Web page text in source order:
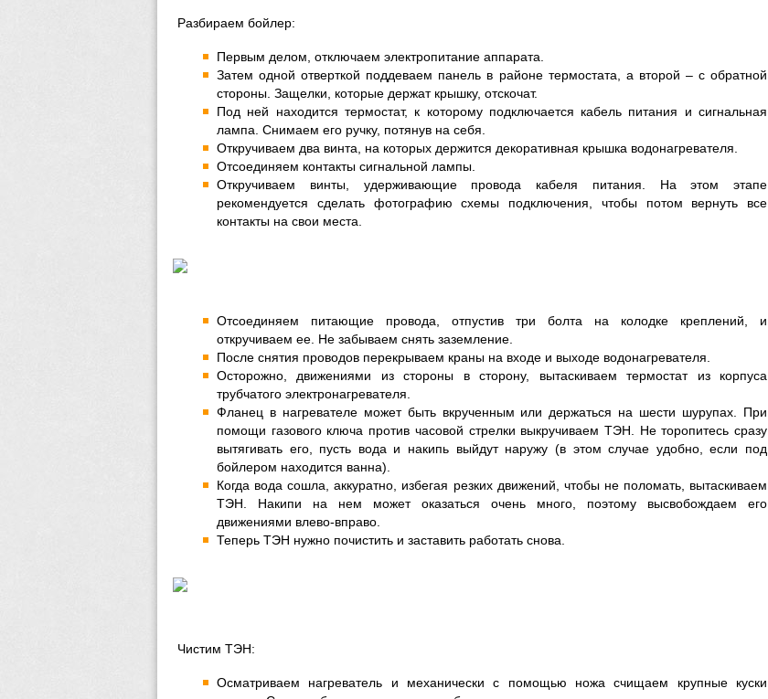
Разбираем бойлер:
Первым делом, отключаем электропитание аппарата.
Затем одной отверткой поддеваем панель в районе термостата, а второй – с обратной
стороны. Защелки, которые держат крышку, отскочат.
Под ней находится термостат, к которому подключается кабель питания и сигнальная
лампа. Снимаем его ручку, потянув на себя.
Откручиваем два винта, на которых держится декоративная крышка водонагревателя.
Отсоединяем контакты сигнальной лампы.
Откручиваем винты, удерживающие провода кабеля питания. На этом этапе
рекомендуется сделать фотографию схемы подключения, чтобы потом вернуть все
контакты на свои места.
Отсоединяем питающие провода, отпустив три болта на колодке креплений, и
откручиваем ее. Не забываем снять заземление.
После снятия проводов перекрываем краны на входе и выходе водонагревателя.
Осторожно, движениями из стороны в сторону, вытаскиваем термостат из корпуса
трубчатого электронагревателя.
Фланец в нагревателе может быть вкрученным или держаться на шести шурупах. При
помощи газового ключа против часовой стрелки выкручиваем ТЭН. Не торопитесь сразу
вытягивать его, пусть вода и накипь выйдут наружу (в этом случае удобно, если под
бойлером находится ванна).
Когда вода сошла, аккуратно, избегая резких движений, чтобы не поломать, вытаскиваем
ТЭН. Накипи на нем может оказаться очень много, поэтому высвобождаем его
движениями влево-вправо.
Теперь ТЭН нужно почистить и заставить работать снова.
Чистим ТЭН:
Осматриваем нагреватель и механически с помощью ножа счищаем крупные куски